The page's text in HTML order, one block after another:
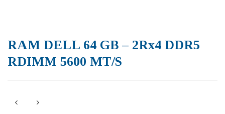
RAM DELL 64 GB – 2Rx4 DDR5
RDIMM 5600 MT/s